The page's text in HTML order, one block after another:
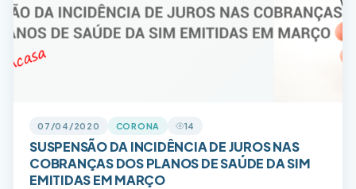
07/04/2020 CORONA 14
SUSPENSÃO DA INCIDÊNCIA DE JUROS NAS
COBRANÇAS DOS PLANOS DE SAÚDE DA SIM
EMITIDAS EM MARÇO